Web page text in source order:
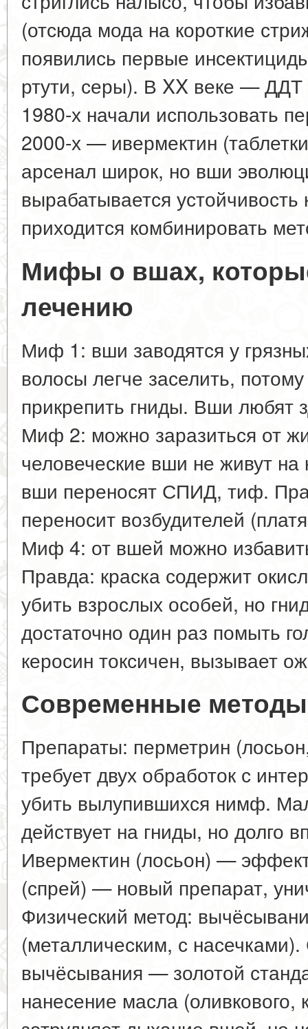
(отсюда мода на короткие
появились первые
ртути, серы). В XX веке —
1980-х начали использовать
2000-х — ивермектин
арсенал широк, но вши
вырабатывается
приходится комбинировать
Мифы о вшах,
лечению
Миф 1: вши заводятся у
волосы легче заселить,
прикрепить гниды. Вши любят
Миф 2: можно заразиться от
человеческие вши не живут
вши переносят СПИД, тиф.
переносит возбудителей
Миф 4: от вшей можно
Правда: краска содержит
убить взрослых особей, но
достаточно один раз помыть
керосин токсичен, вызывает
Современные
Препараты: перметрин
требует двух обработок с
убить вылупившихся нимф.
действует на гниды, но долго
Ивермектин (лосьон) —
(спрей) — новый препарат,
Физический метод:
(металлическим, с
вычёсывания — золотой
нанесение масла (оливкового,